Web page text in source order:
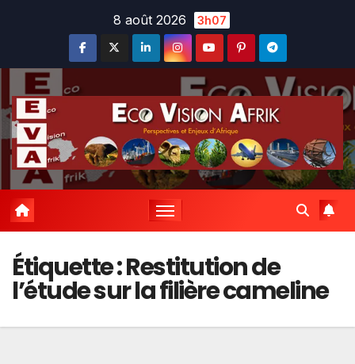
8 août 2026 3h07
Étiquette :Restitution de
l’étude sur la filière cameline